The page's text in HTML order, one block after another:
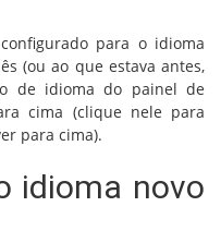
para o idioma
(ou ao que estava antes,
de idioma do painel de
cima (clique nele para
para cima).
idioma novo